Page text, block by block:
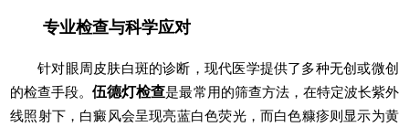
专业检查与科学应对
针对眼周皮肤白斑的诊断，现代医学提供了多种无创或微创
的检查手段。伍德灯检查是最常用的筛查方法，在特定波长紫外
线照射下，白癜风会呈现亮蓝白色荧光，而白色糠疹则显示为黄